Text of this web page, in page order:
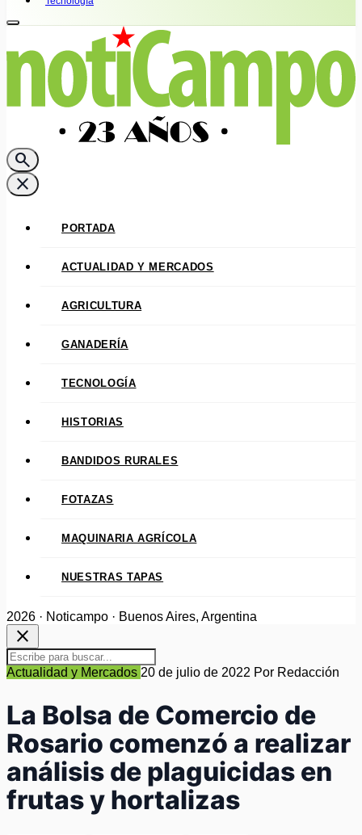
search
close
PORTADA
ACTUALIDAD Y MERCADOS
AGRICULTURA
GANADERÍA
TECNOLOGÍA
HISTORIAS
BANDIDOS RURALES
FOTAZAS
MAQUINARIA AGRÍCOLA
NUESTRAS TAPAS
2026 · Noticampo · Buenos Aires, Argentina
close
Actualidad y Mercados 20 de julio de 2022 Por Redacción
La Bolsa de Comercio de
Rosario comenzó a realizar
análisis de plaguicidas en
frutas y hortalizas